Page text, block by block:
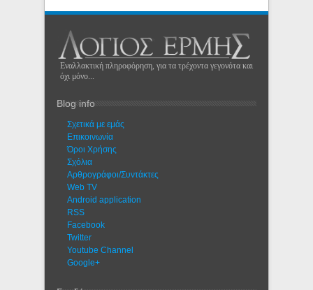
Εναλλακτική πληροφόρηση, για τα τρέχοντα γεγονότα και
όχι μόνο...
Blog info
Σχετικά με εμάς
Eπικοινωνία
Όροι Χρήσης
Σχόλια
Αρθρογράφοι/Συντάκτες
Web TV
Android application
RSS
Facebook
Twitter
Youtube Channel
Google+